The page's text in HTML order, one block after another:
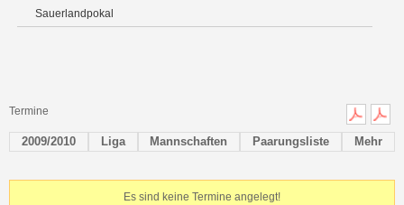
Sauerlandpokal
Termine
2009/2010 Liga Mannschaften Paarungsliste Mehr
Es sind keine Termine angelegt!